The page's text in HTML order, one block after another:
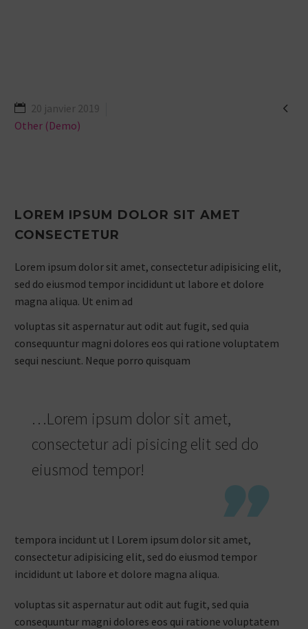

20 janvier 2019
Other (Demo)
LOREM IPSUM DOLOR SIT AMET
CONSECTETUR
Lorem ipsum dolor sit amet, consectetur adipisicing elit,
sed do eiusmod tempor incididunt ut labore et dolore
magna aliqua. Ut enim ad
voluptas sit aspernatur aut odit aut fugit, sed quia
consequuntur magni dolores eos qui ratione voluptatem
sequi nesciunt. Neque porro quisquam
…Lorem ipsum dolor sit amet,
consectetur adi pisicing elit sed do
eiusmod tempor!

tempora incidunt ut l Lorem ipsum dolor sit amet,
consectetur adipisicing elit, sed do eiusmod tempor
incididunt ut labore et dolore magna aliqua.
voluptas sit aspernatur aut odit aut fugit, sed quia
consequuntur magni dolores eos qui ratione voluptatem